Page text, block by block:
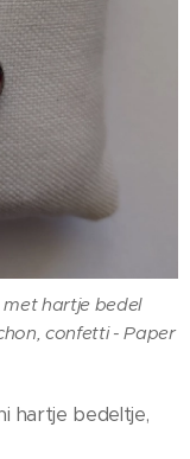
hartje bedel
confetti - Paper
hartje bedeltje,